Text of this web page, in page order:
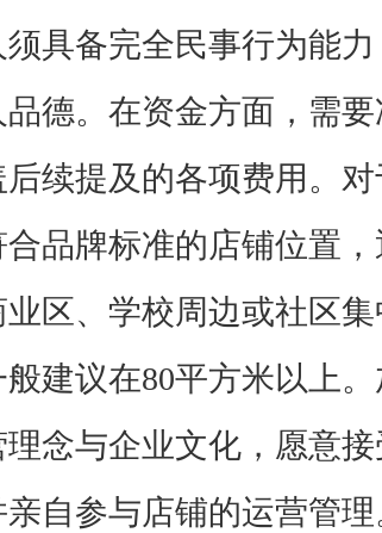
具备完全民事行为能
德。在资金方面，需
续提及的各项费用。
品牌标准的店铺位置
区、学校周边或社区
建议在80平方米以上
念与企业文化，愿意
自参与店铺的运营管理